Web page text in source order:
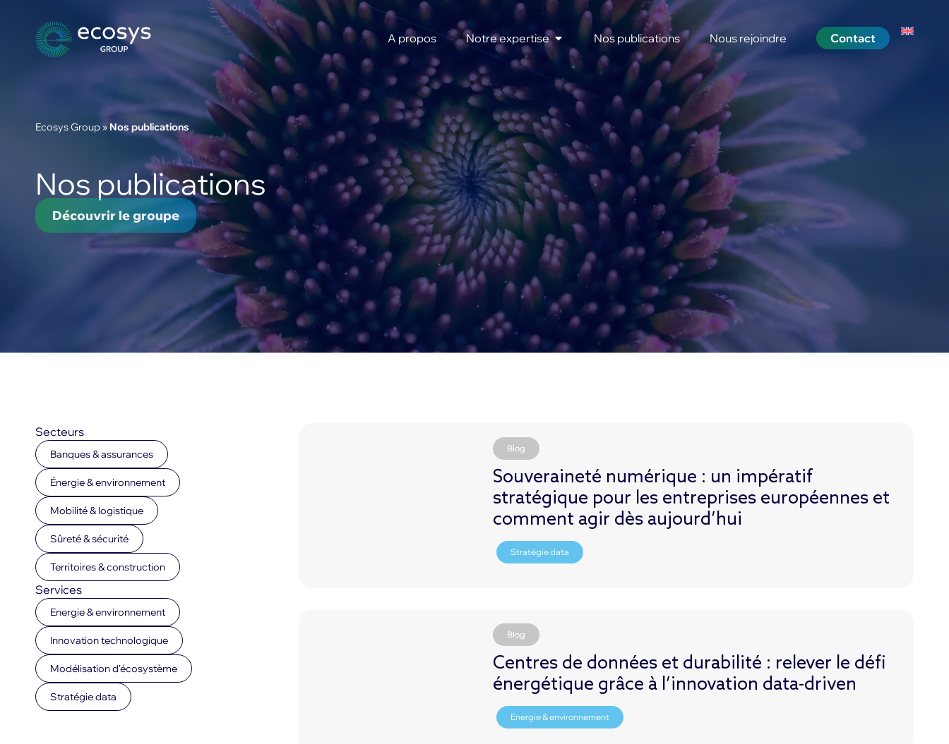
A propos Notre expertise Nos publications Nous rejoindre Contact
Ecosys Group»Nos publications
Nos publications
Découvrir le groupe
Secteurs
Banques & assurances
Énergie & environnement
Mobilité & logistique
Sûreté & sécurité
Territoires & construction
Services
Energie & environnement
Innovation technologique
Modélisation d’écosystème
Stratégie data
Blog
Souveraineté numérique : un impératif
stratégique pour les entreprises européennes et
comment agir dès aujourd’hui
Stratégie data
Blog
Centres de données et durabilité : relever le défi
énergétique grâce à l’innovation data-driven
Energie & environnement